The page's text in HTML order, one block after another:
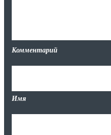
Комментарий
Имя